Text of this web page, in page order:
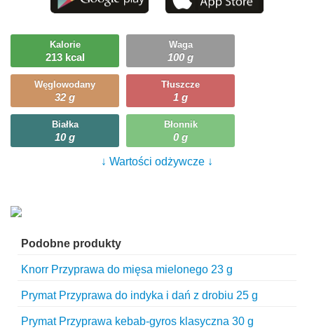
Ciekawostki
Ile możesz zjeść?
Kalorie
213 kcal
Waga
100 g
Węglowodany
32 g
Tłuszcze
1 g
Białka
10 g
Błonnik
0 g
↓ Wartości odżywcze ↓
Podobne produkty
Knorr Przyprawa do mięsa mielonego 23 g
Prymat Przyprawa do indyka i dań z drobiu 25 g
Prymat Przyprawa kebab-gyros klasyczna 30 g